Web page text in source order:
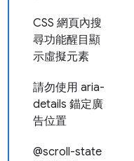
CSS 網頁內搜
尋功能醒目顯
示虛擬元素
請勿使用 aria-
details 錨定廣
告位置
@scroll-state